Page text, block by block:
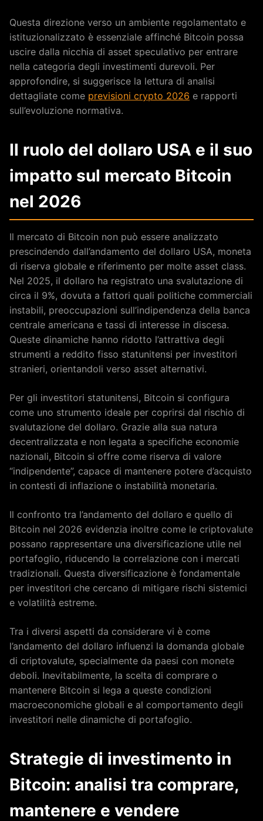
Questa direzione verso un ambiente regolamentato e
istituzionalizzato è essenziale affinché Bitcoin possa
uscire dalla nicchia di asset speculativo per entrare
nella categoria degli investimenti durevoli. Per
approfondire, si suggerisce la lettura di analisi
dettagliate come previsioni crypto 2026 e rapporti
sull’evoluzione normativa.
Il ruolo del dollaro USA e il suo
impatto sul mercato Bitcoin
nel 2026
Il mercato di Bitcoin non può essere analizzato
prescindendo dall’andamento del dollaro USA, moneta
di riserva globale e riferimento per molte asset class.
Nel 2025, il dollaro ha registrato una svalutazione di
circa il 9%, dovuta a fattori quali politiche commerciali
instabili, preoccupazioni sull’indipendenza della banca
centrale americana e tassi di interesse in discesa.
Queste dinamiche hanno ridotto l’attrattiva degli
strumenti a reddito fisso statunitensi per investitori
stranieri, orientandoli verso asset alternativi.
Per gli investitori statunitensi, Bitcoin si configura
come uno strumento ideale per coprirsi dal rischio di
svalutazione del dollaro. Grazie alla sua natura
decentralizzata e non legata a specifiche economie
nazionali, Bitcoin si offre come riserva di valore
“indipendente”, capace di mantenere potere d’acquisto
in contesti di inflazione o instabilità monetaria.
Il confronto tra l’andamento del dollaro e quello di
Bitcoin nel 2026 evidenzia inoltre come le criptovalute
possano rappresentare una diversificazione utile nel
portafoglio, riducendo la correlazione con i mercati
tradizionali. Questa diversificazione è fondamentale
per investitori che cercano di mitigare rischi sistemici
e volatilità estreme.
Tra i diversi aspetti da considerare vi è come
l’andamento del dollaro influenzi la domanda globale
di criptovalute, specialmente da paesi con monete
deboli. Inevitabilmente, la scelta di comprare o
mantenere Bitcoin si lega a queste condizioni
macroeconomiche globali e al comportamento degli
investitori nelle dinamiche di portafoglio.
Strategie di investimento in
Bitcoin: analisi tra comprare,
mantenere e vendere